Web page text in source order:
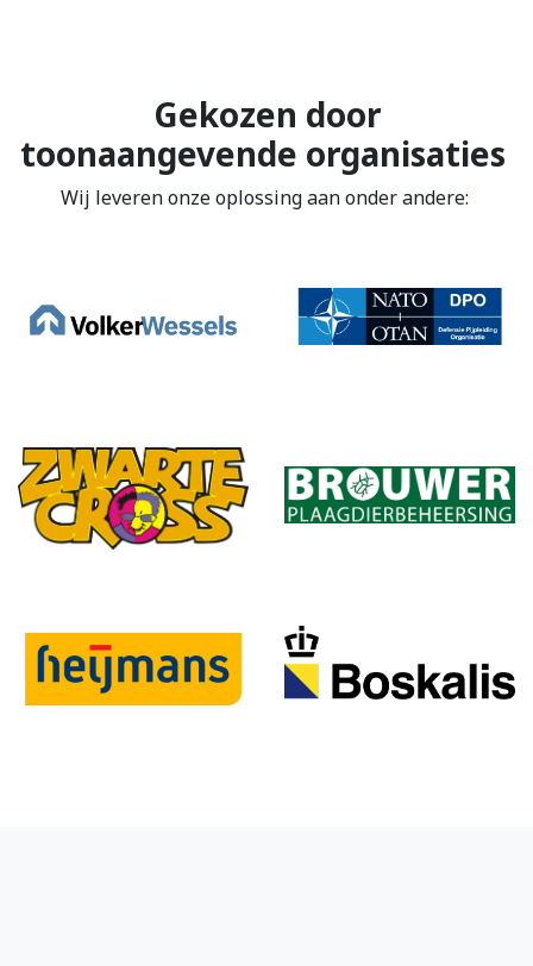
Gekozen door
toonaangevende organisaties
Wij leveren onze oplossing aan onder andere: